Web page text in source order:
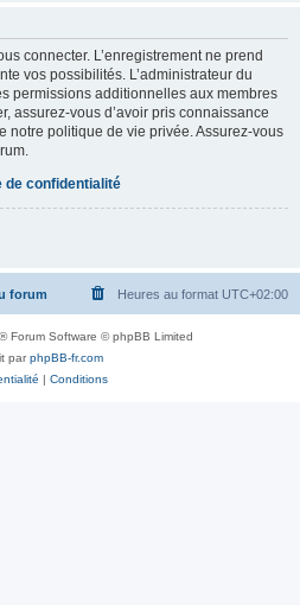
connecter. L’enregistrement ne prend
vos possibilités. L’administrateur du
permissions additionnelles aux membres
assurez-vous d’avoir pris connaissance
notre politique de vie privée. Assurez-vous
de confidentialité
forum Heures au format UTC+02:00
® Forum Software © phpBB Limited
parphpBB-fr.com
| Conditions